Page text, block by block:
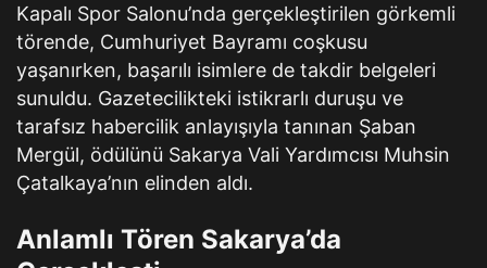
Kapalı Spor Salonu’nda gerçekleştirilen görkemli
törende, Cumhuriyet Bayramı coşkusu
yaşanırken, başarılı isimlere de takdir belgeleri
sunuldu. Gazetecilikteki istikrarlı duruşu ve
tarafsız habercilik anlayışıyla tanınan Şaban
Mergül, ödülünü Sakarya Vali Yardımcısı Muhsin
Çatalkaya’nın elinden aldı.
Anlamlı Tören Sakarya’da